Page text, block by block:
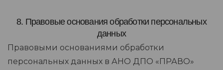
8. Правовые основания обработки персональных
данных
Правовыми основаниями обработки
персональных данных в АНО ДПО «ПРАВО»